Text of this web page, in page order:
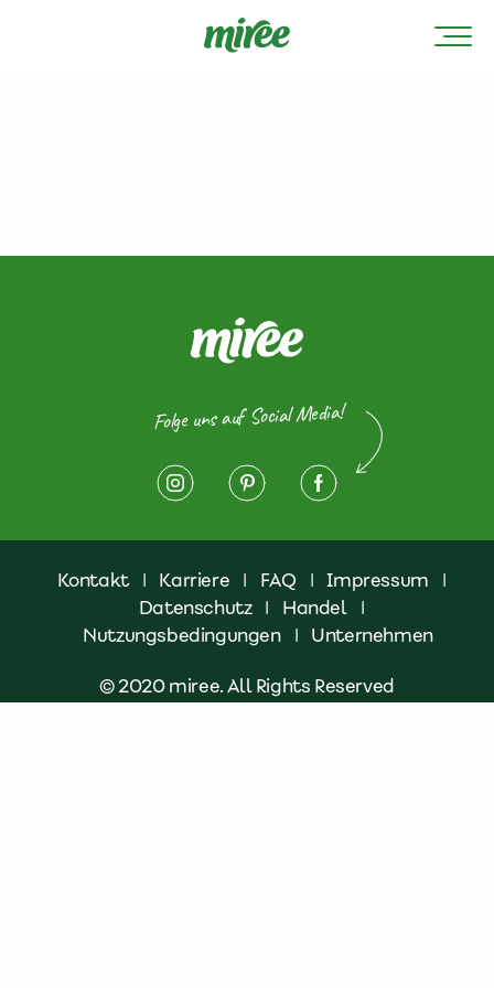
Folge uns auf Social Media!
Kontakt | Karriere | FAQ | Impressum
|
Datenschutz | Handel
|
Nutzungsbedingungen
| Unternehmen
© 2020 miree. All Rights Reserved